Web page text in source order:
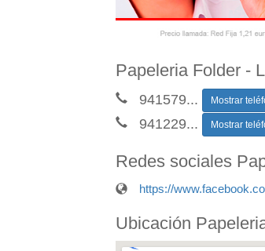
Papeleria Folder -
941579... Mostrar
941229... Mostrar
Redes sociales
https://
Ubicación